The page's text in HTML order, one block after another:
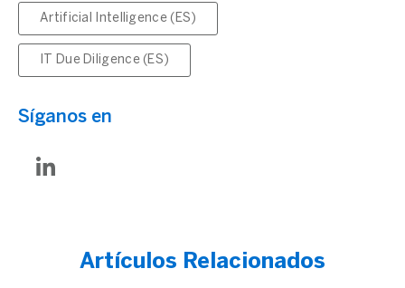
Artificial Intelligence (ES)
IT Due Diligence (ES)
Síganos en
Artículos Relacionados